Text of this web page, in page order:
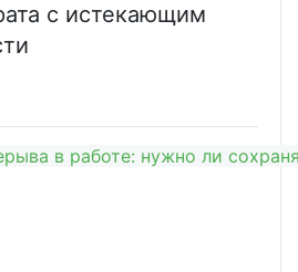
с истекающим